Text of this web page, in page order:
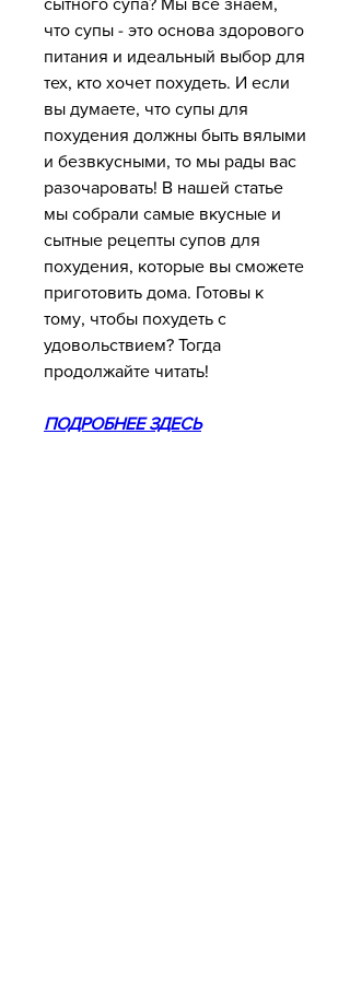
сытного супа? Мы все знаем,
что супы - это основа здорового
питания и идеальный выбор для
тех, кто хочет похудеть. И если
вы думаете, что супы для
похудения должны быть вялыми
и безвкусными, то мы рады вас
разочаровать! В нашей статье
мы собрали самые вкусные и
сытные рецепты супов для
похудения, которые вы сможете
приготовить дома. Готовы к
тому, чтобы похудеть с
удовольствием? Тогда
продолжайте читать!
ПОДРОБНЕЕ ЗДЕСЬ